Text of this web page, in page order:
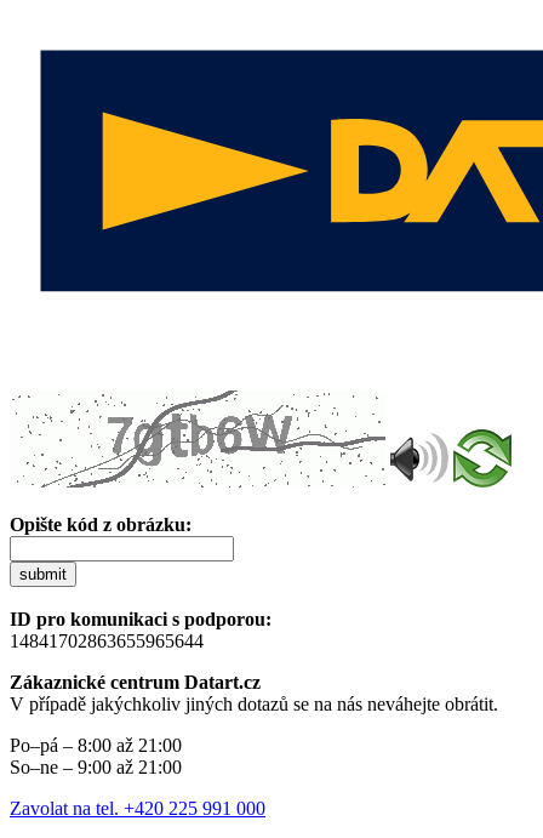
Opište kód z obrázku:
submit
ID pro komunikaci s podporou:
14841702863655965644
Zákaznické centrum Datart.cz
V případě jakýchkoliv jiných dotazů se na nás neváhejte obrátit.
Po–pá – 8:00 až 21:00
So–ne – 9:00 až 21:00
Zavolat na tel. +420 225 991 000